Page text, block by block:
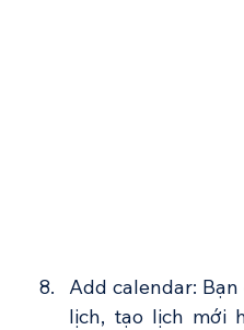
Add calendar:
lịch, tạo lịch mới